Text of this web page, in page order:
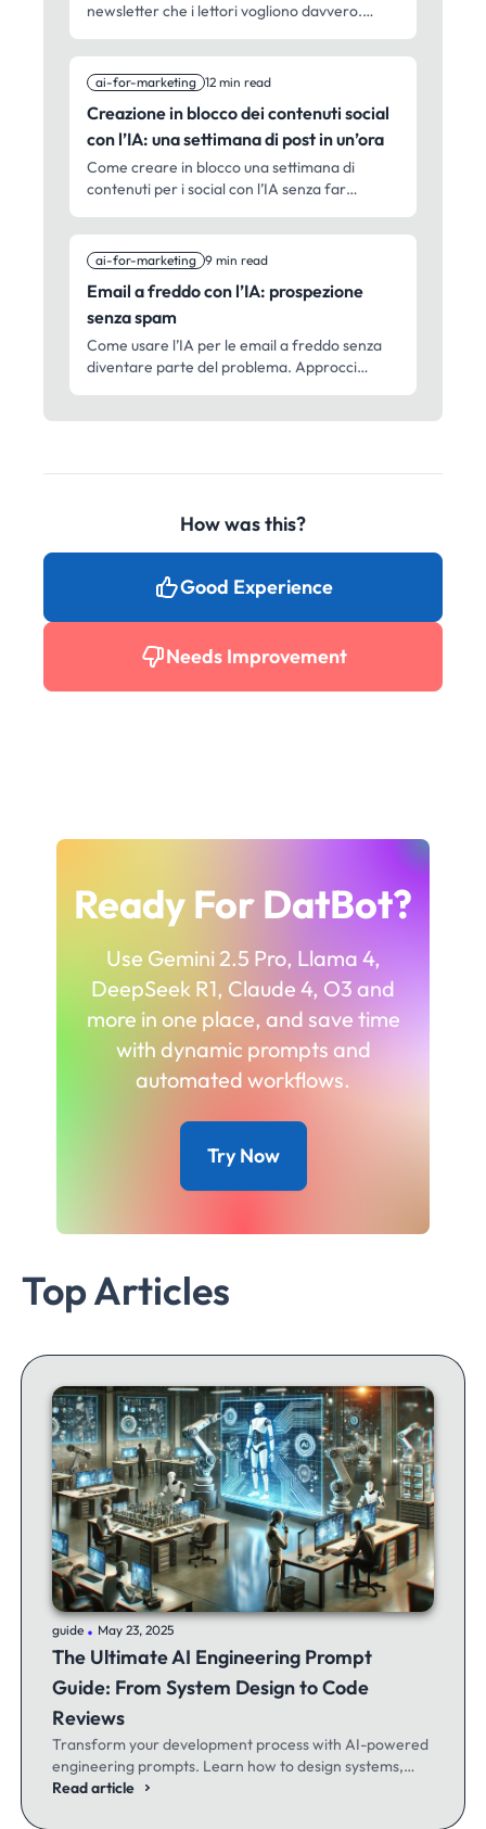
newsletter che i lettori vogliono davvero.
cadenze di pubblicazione regolari.
ai-for-marketing 12 min read
Creazione in blocco dei contenuti social
con l’IA: una settimana di post in un’ora
Come creare in blocco una settimana di
contenuti per i social con l’IA senza far
marketer sempre di corsa.
ai-for-marketing 9 min read
Email a freddo con l’IA: prospezione
senza spam
Come usare l’IA per le email a freddo senza
diventare parte del problema. Approcci
How was this?
Good Experience
Needs Improvement
Ready For DatBot?
Use Gemini 2.5 Pro, Llama 4,
DeepSeek R1, Claude 4, O3 and
more in one place, and save time
with dynamic prompts and
automated workflows.
Try Now
Top Articles
guide .May 23, 2025
The Ultimate AI Engineering Prompt
Guide: From System Design to Code
Reviews
Transform your development process with AI-powered
engineering prompts. Learn how to design systems,
optimize code, and build better software - whether
Read article